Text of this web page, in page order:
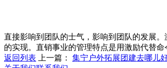
直接影响到团队的士气，影响到团队的发展
的实现。直销事业的管理特点是用激励代替
返回列表
上一篇： 集宁户外拓展团建去哪儿